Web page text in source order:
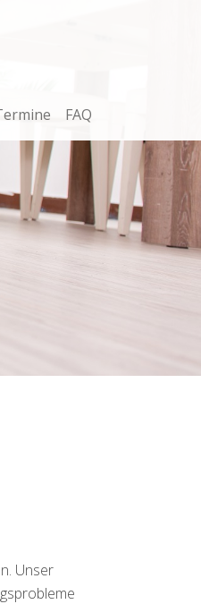
FAQ
Unser